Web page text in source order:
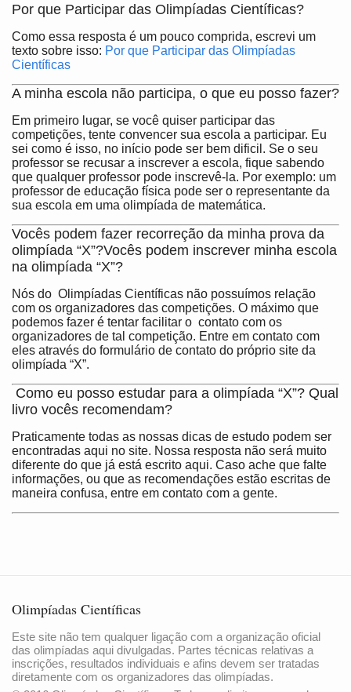
Por que Participar das Olimpíadas Científicas?
Como essa resposta é um pouco comprida, escrevi um
texto sobre isso: Por que Participar das Olimpíadas
Científicas
A minha escola não participa, o que eu posso fazer?
Em primeiro lugar, se você quiser participar das
competições, tente convencer sua escola a participar. Eu
sei como é isso, no início pode ser bem dificil. Se o seu
professor se recusar a inscrever a escola, fique sabendo
que qualquer professor pode inscrevê-la. Por exemplo: um
professor de educação física pode ser o representante da
sua escola em uma olimpíada de matemática.
Vocês podem fazer recorreção da minha prova da
olimpíada “X”?Vocês podem inscrever minha escola
na olimpíada “X”?
Nós do Olimpíadas Científicas não possuímos relação
com os organizadores das competições. O máximo que
podemos fazer é tentar facilitar o contato com os
organizadores de tal competição. Entre em contato com
eles através do formulário de contato do próprio site da
olimpíada “X”.
Como eu posso estudar para a olimpíada “X”? Qual
livro vocês recomendam?
Praticamente todas as nossas dicas de estudo podem ser
encontradas aqui no site. Nossa resposta não será muito
diferente do que já está escrito aqui. Caso ache que falte
informações, ou que as recomendações estão escritas de
maneira confusa, entre em contato com a gente.
Olimpíadas Científicas
Este site não tem qualquer ligação com a organização oficial
das olimpíadas aqui divulgadas. Partes técnicas relativas a
inscrições, resultados individuais e afins devem ser tratadas
diretamente com os organizadores das olimpíadas.